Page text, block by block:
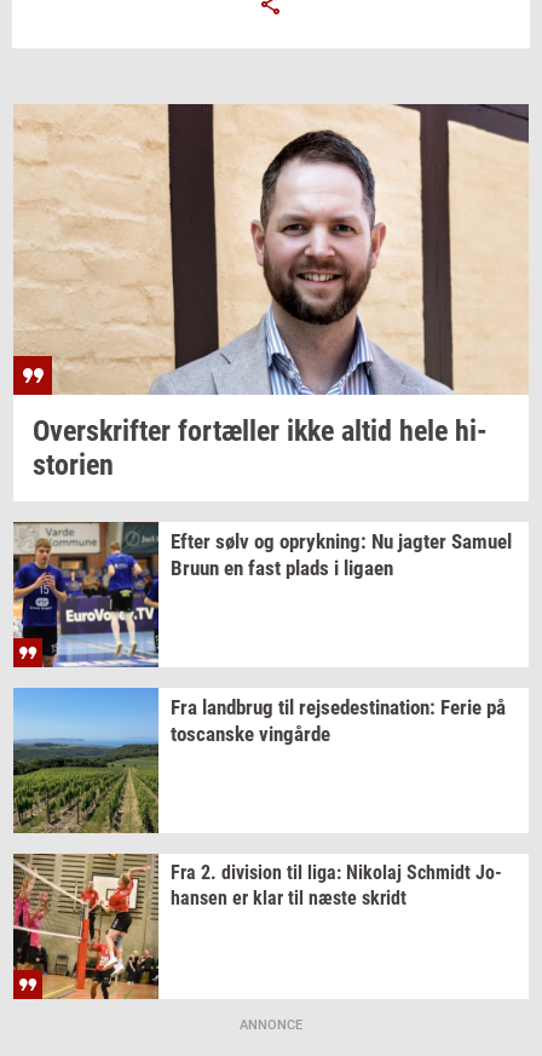
Over­skrif­ter for­tæl­ler ikke altid hele hi­
sto­ri­en
Efter sølv og op­ryk­ning: Nu jag­ter Samu­el
Bruun en fast plads i liga­en
Fra land­brug til rej­se­desti­na­tion: Ferie på
toscan­ske vin­går­de
Fra 2. di­vi­sion til liga: Ni­ko­laj Sch­midt Jo­
han­sen er klar til næste skridt
ANNONCE